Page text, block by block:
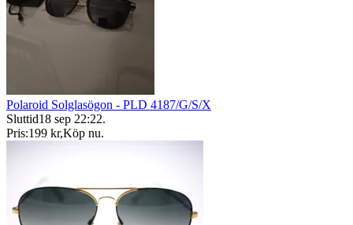
Polaroid Solglasögon - PLD 4187/G/S/X
Sluttid18 sep 22:22.
Pris:199 kr,Köp nu.